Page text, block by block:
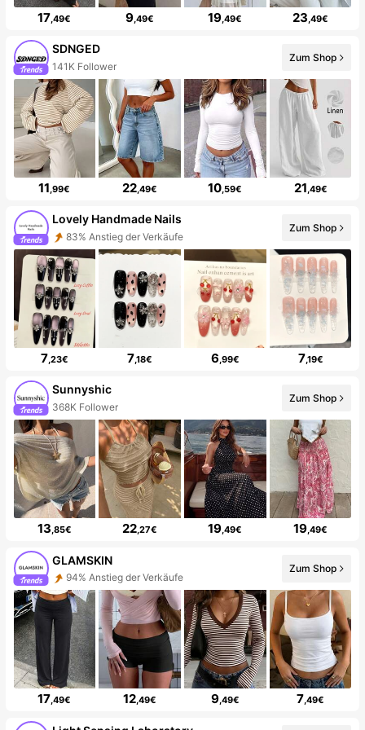
17,49€ 9,49€ 19,49€ 23,49€
SDNGED
141K Follower
Zum Shop
11,99€ 22,49€ 10,59€ 21,49€
Lovely Handmade Nails
83% Anstieg der Verkäufe
Zum Shop
7,23€ 7,18€ 6,99€ 7,19€
Sunnyshic
368K Follower
Zum Shop
13,85€ 22,27€ 19,49€ 19,49€
GLAMSKIN
94% Anstieg der Verkäufe
Zum Shop
17,49€ 12,49€ 9,49€ 7,49€